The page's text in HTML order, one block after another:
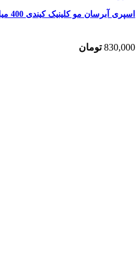
اسپری آبرسان مو کلینیک کیندی 400 میل
830,000 تومان